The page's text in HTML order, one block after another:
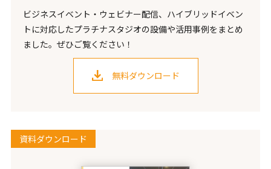
ビジネスイベント・ウェビナー配信、ハイブリッドイベン
トに対応したプラチナスタジオの設備や活用事例をまとめ
ました。ぜひご覧ください！
無料ダウンロード
資料ダウンロード